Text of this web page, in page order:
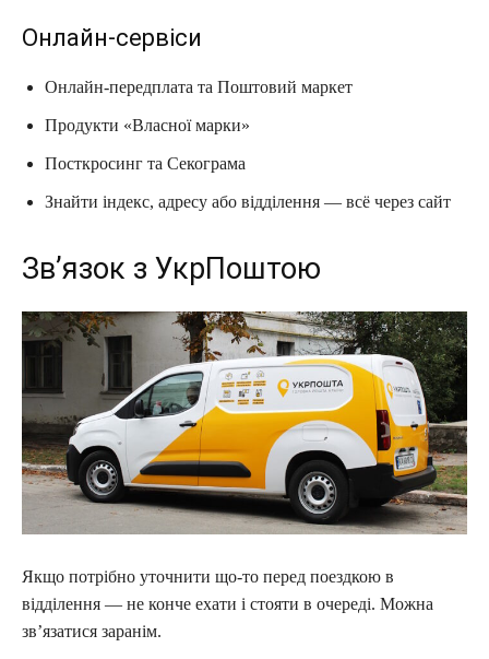
Онлайн-сервіси
Онлайн-передплата та Поштовий маркет
Продукти «Власної марки»
Посткросинг та Секограма
Знайти індекс, адресу або відділення — всё через сайт
Зв’язок з УкрПоштою
Якщо потрібно уточнити що-то перед поездкою в
відділення — не конче ехати і стояти в очереді. Можна
зв’язатися заранім.